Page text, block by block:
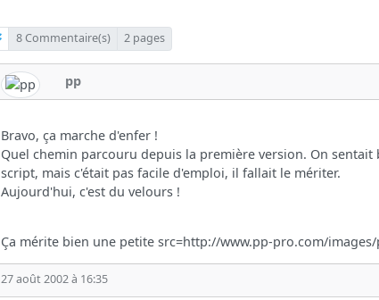
8 Commentaire(s) 2 pages
pp
Bravo, ça marche d'enfer !
Quel chemin parcouru depuis la première version. On
script, mais c'était pas facile d'emploi, il fallait le mériter.
Aujourd'hui, c'est du velours !
Ça mérite bien une petite src=http://www.pp-pro.com/
27 août 2002 à 16:35